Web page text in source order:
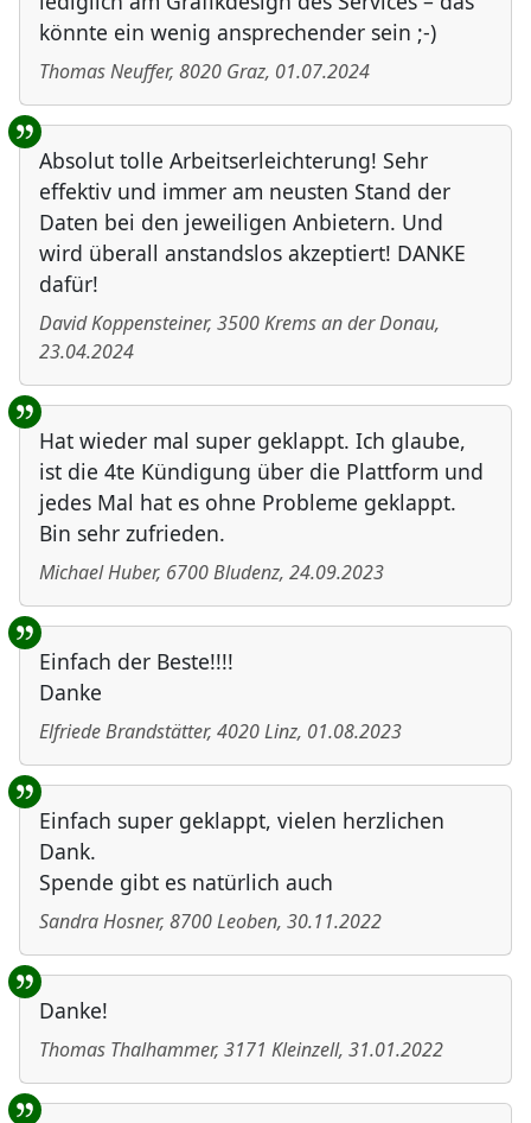
könnte ein wenig ansprechender sein ;-)
Thomas Neuffer, 8020 Graz, 01.07.2024
Absolut tolle Arbeitserleichterung! Sehr
effektiv und immer am neusten Stand der
Daten bei den jeweiligen Anbietern. Und
wird überall anstandslos akzeptiert! DANKE
dafür!
David Koppensteiner, 3500Krems an der Donau,
23.04.2024
Hat wieder mal super geklappt. Ich glaube,
ist die 4te Kündigung über die Plattform und
jedes Mal hat es ohne Probleme geklappt.
Bin sehr zufrieden.
Michael Huber, 6700Bludenz, 24.09.2023
Einfach der Beste!!!!
Danke
Elfriede Brandstätter, 4020Linz, 01.08.2023
Einfach super geklappt, vielen herzlichen
Dank.
Spende gibt es natürlich auch
Sandra Hosner, 8700Leoben, 30.11.2022
Danke!
Thomas Thalhammer, 3171 Kleinzell, 31.01.2022